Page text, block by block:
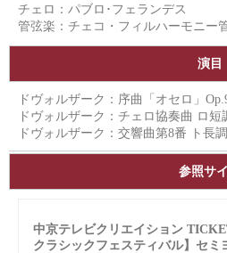
チェロ：パブロ･フェランデス
管弦楽：チェコ・フィルハーモニー
演目
ドヴォルザーク：序曲「オセロ」
ドヴォルザーク：チェロ協奏曲 ロ短
ドヴォルザーク：交響曲第8番 ト長
参照サ
中京テレビクリエイション
クラシックフェスティバル】セミ